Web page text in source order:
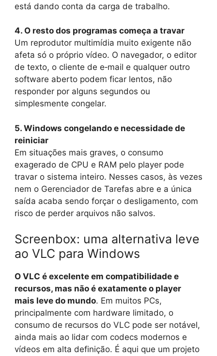
está dando conta da carga de trabalho.
4. O resto dos programas começa a travar
Um reprodutor multimídia muito exigente não
afeta só o próprio vídeo. O navegador, o editor
de texto, o cliente de e‑mail e qualquer outro
software aberto podem ficar lentos, não
responder por alguns segundos ou
simplesmente congelar.
5. Windows congelando e necessidade de
reiniciar
Em situações mais graves, o consumo
exagerado de CPU e RAM pelo player pode
travar o sistema inteiro. Nesses casos, às vezes
nem o Gerenciador de Tarefas abre e a única
saída acaba sendo forçar o desligamento, com
risco de perder arquivos não salvos.
Screenbox: uma alternativa leve
ao VLC para Windows
O VLC é excelente em compatibilidade e
recursos, mas não é exatamente o player
mais leve do mundo. Em muitos PCs,
principalmente com hardware limitado, o
consumo de recursos do VLC pode ser notável,
ainda mais ao lidar com codecs modernos e
vídeos em alta definição. É aqui que um projeto